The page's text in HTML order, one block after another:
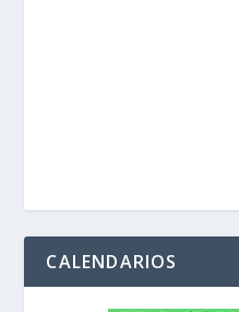
CALENDARIOS